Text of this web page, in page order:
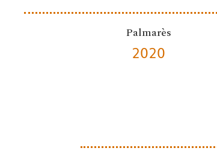
Palmarès
2020